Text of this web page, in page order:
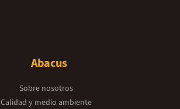
Abacus
Sobre nosotros
Calidad y medio ambiente